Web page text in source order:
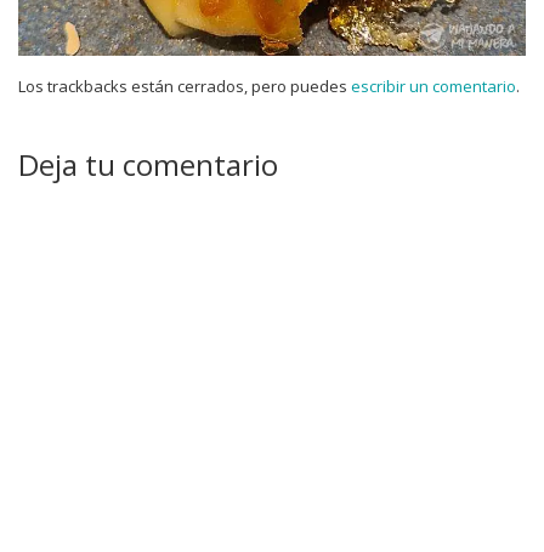
Los trackbacks están cerrados, pero puedes escribir un comentario.
Deja tu comentario